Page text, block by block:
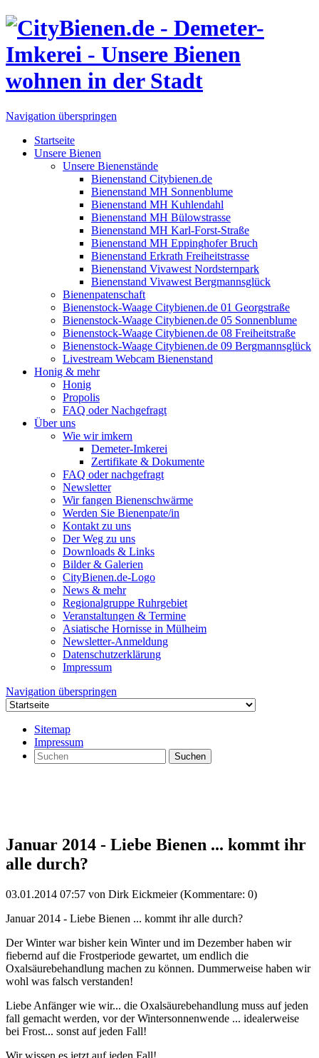
Navigation überspringen
Startseite
Unsere Bienen
Unsere Bienenstände
Bienenstand Citybienen.de
Bienenstand MH Sonnenblume
Bienenstand MH Kuhlendahl
Bienenstand MH Bülowstrasse
Bienenstand MH Karl-Forst-Straße
Bienenstand MH Eppinghofer Bruch
Bienenstand Erkrath Freiheitstrasse
Bienenstand Vivawest Nordsternpark
Bienenstand Vivawest Bergmannsglück
Bienenpatenschaft
Bienenstock-Waage Citybienen.de 01 Georgstraße
Bienenstock-Waage Citybienen.de 05 Sonnenblume
Bienenstock-Waage Citybienen.de 08 Freiheitstraße
Bienenstock-Waage Citybienen.de 09 Bergmannsglück
Livestream Webcam Bienenstand
Honig & mehr
Honig
Propolis
FAQ oder Nachgefragt
Über uns
Wie wir imkern
Demeter-Imkerei
Zertifikate & Dokumente
FAQ oder nachgefragt
Newsletter
Wir fangen Bienenschwärme
Werden Sie Bienenpate/in
Kontakt zu uns
Der Weg zu uns
Downloads & Links
Bilder & Galerien
CityBienen.de-Logo
News & mehr
Regionalgruppe Ruhrgebiet
Veranstaltungen & Termine
Asiatische Hornisse in Mülheim
Newsletter-Anmeldung
Datenschutzerklärung
Impressum
Navigation überspringen
Sitemap
Impressum
Suchen
Januar 2014 - Liebe Bienen ... kommt ihr
alle durch?
03.01.2014 07:57 von Dirk Eickmeier (Kommentare: 0)
Januar 2014 - Liebe Bienen ... kommt ihr alle durch?
Der Winter war bisher kein Winter und im Dezember haben wir
fiebernd auf die Frostperiode gewartet, um endlich die
Oxalsäurebehandlung machen zu können. Dummerweise haben wir
wohl was falsch verstanden!
Liebe Anfänger wie wir... die Oxalsäurebehandlung muss auf jeden
fall gemacht werden, vor der Wintersonnenwende ... idealerweise
bei Frost... sonst auf jeden Fall!
Wir wissen es jetzt auf jeden Fall!